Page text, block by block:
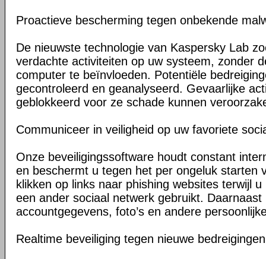
Proactieve bescherming tegen onbekende
De nieuwste technologie van Kaspersky Lab
verdachte activiteiten op uw systeem, zonder
computer te beïnvloeden. Potentiële
gecontroleerd en geanalyseerd. Gevaarlijke
geblokkeerd voor ze schade kunnen
Communiceer in veiligheid op uw favoriete
Onze beveiligingssoftware houdt constant
en beschermt u tegen het per ongeluk starten
klikken op links naar phishing websites terwijl
een ander sociaal netwerk gebruikt. Daarnaast
accountgegevens, foto’s en andere
Realtime beveiliging tegen nieuwe bedreigingen